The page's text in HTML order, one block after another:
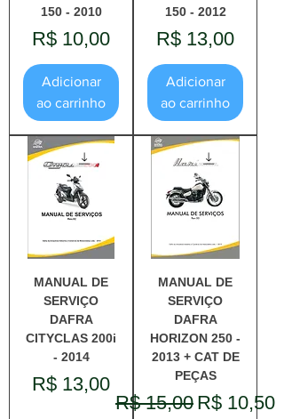
150 - 2010
Preço
R$ 10,00
Adicionar
ao carrinho
150 - 2012
Preço
R$ 13,00
Adicionar
ao carrinho
MANUAL DE
SERVIÇO
DAFRA
CITYCLAS 200i
- 2014
Preço
R$ 13,00
MANUAL DE
SERVIÇO
DAFRA
HORIZON 250 -
2013 + CAT DE
PEÇAS
Preço normal
R$ 15,00 Preço
R$ 10,50